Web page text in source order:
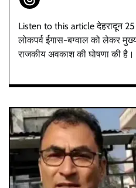
Listen to this article देहरादून
लोकपर्व ईगास-बग्वाल को लेकर
राजकीय अवकाश की घोषणा की